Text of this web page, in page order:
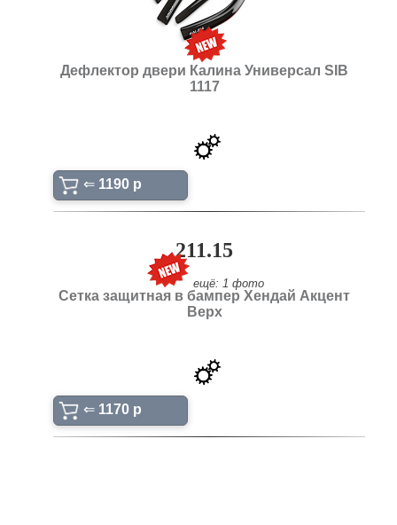
Дефлектор двери Калина Универсал SIB
1117
⇐ 1190 p
211.15
ещё: 1 фото
Сетка защитная в бампер Хендай Акцент
Верх
⇐ 1170 p